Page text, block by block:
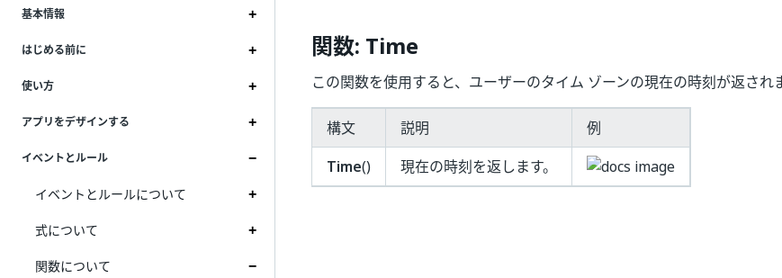
基本情報
はじめる前に
使い方
アプリをデザインする
イベントとルール
イベントとルールについて
式について
関数について
関数: Time
この関数を使用すると、ユーザーのタイム ゾーンの現在の時刻が返され
構文 説明
例
Time() 現在の時刻を返します。